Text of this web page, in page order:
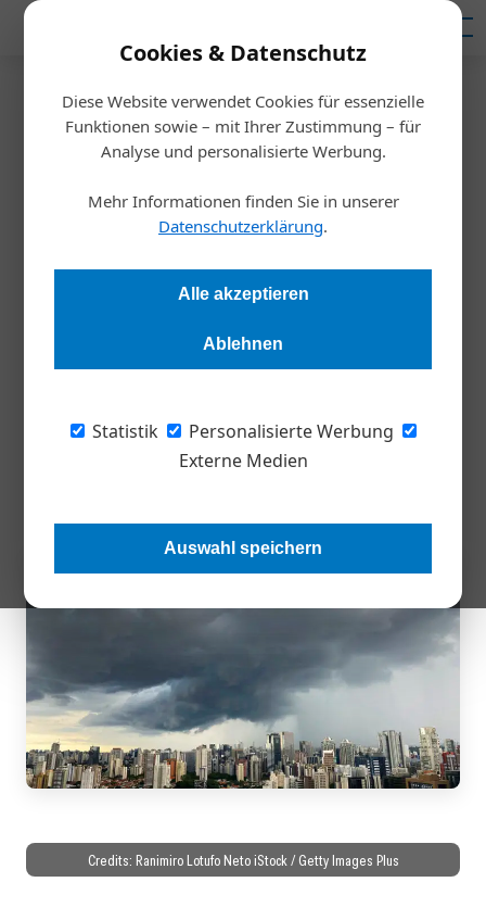
Cookies & Datenschutz
Diese Website verwendet Cookies für essenzielle
Funktionen sowie – mit Ihrer Zustimmung – für
Analyse und personalisierte Werbung.
Mehr Informationen finden Sie in unserer
Datenschutzerklärung.
Alle akzeptieren
Ablehnen
Statistik
Personalisierte Werbung
Externe Medien
Auswahl speichern
Startseite/Allgemein
Deloitte Umfrage
Großteil der Unternehmen ist
von Trump-Zöllen betroffen
Redaktion Die Wirtschaft
Österreich steckt im dritten Jahr der Rezession – und das
Deloitte-Umfrage bereiten vor allem schwache
Konjunkturaussichten, steigende Regulierung und neue
Credits: Ranimiro Lotufo Neto iStock / Getty Images Plus